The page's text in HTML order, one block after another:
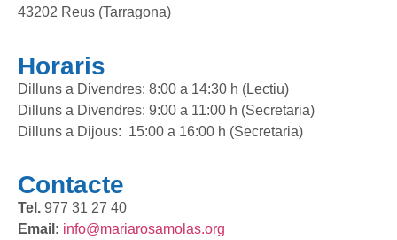
43202 Reus (Tarragona)
Horaris
Dilluns a Divendres: 8:00 a 14:30 h (Lectiu)
Dilluns a Divendres: 9:00 a 11:00 h (Secretaria)
Dilluns a Dijous: 15:00 a 16:00 h (Secretaria)
Contacte
Tel. 977 31 27 40
Email: info@mariarosamolas.org